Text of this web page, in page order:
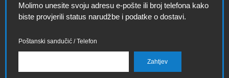
Molimo unesite svoju adresu e-pošte ili broj telefona kako
biste provjerili status narudžbe i podatke o dostavi.
Poštanski sandučić / Telefon